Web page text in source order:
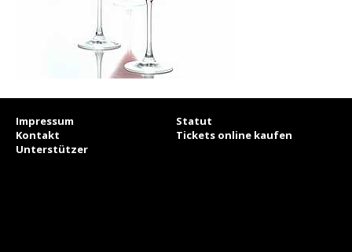
Impressum
Statut
Kontakt
Tickets online kaufen
Unterstützer